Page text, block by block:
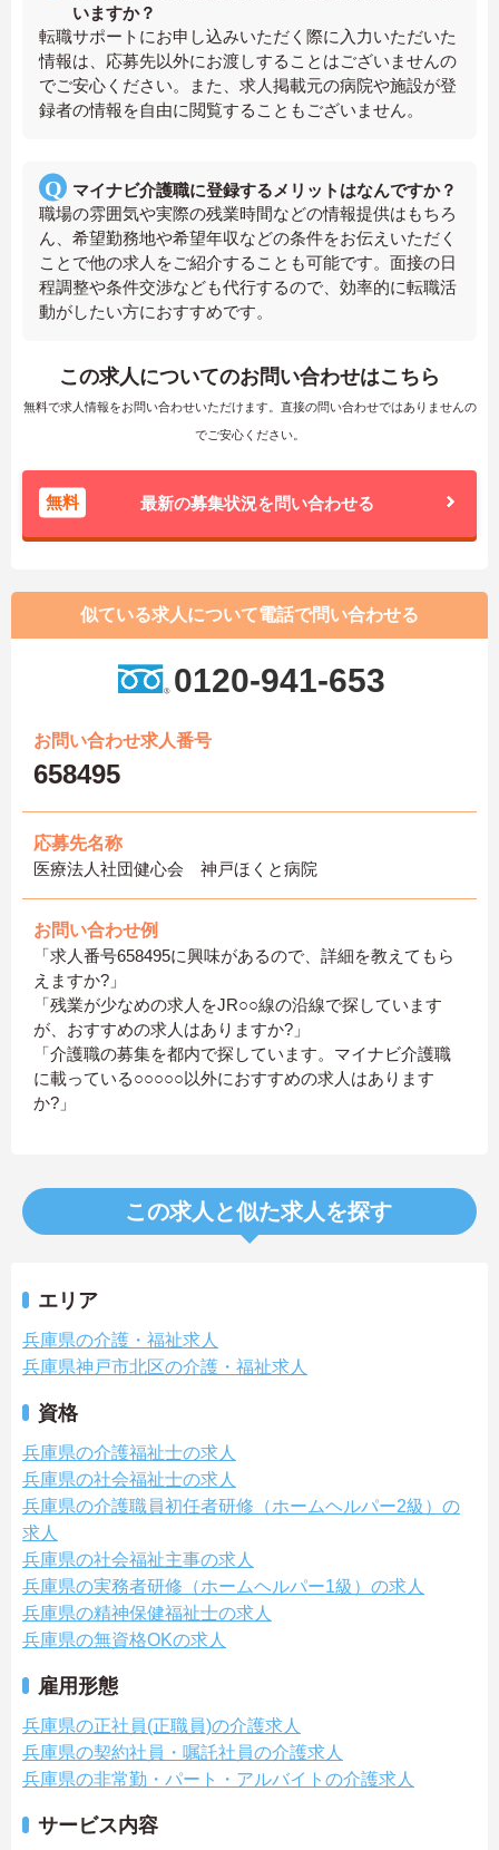
いますか？
転職サポートにお申し込みいただく際に入力いただいた
情報は、応募先以外にお渡しすることはございませんの
でご安心ください。また、求人掲載元の病院や施設が登
録者の情報を自由に閲覧することもございません。
マイナビ介護職に登録するメリットはなんですか？
職場の雰囲気や実際の残業時間などの情報提供はもちろ
ん、希望勤務地や希望年収などの条件をお伝えいただく
ことで他の求人をご紹介することも可能です。面接の日
程調整や条件交渉なども代行するので、効率的に転職活
動がしたい方におすすめです。
この求人についてのお問い合わせはこちら
無料で求人情報をお問い合わせいただけます。直接の問い合わせではありませんの
でご安心ください。
無料 最新の募集状況を問い合わせる
似ている求人について電話で問い合わせる
0120-941-653
お問い合わせ求人番号
658495
応募先名称
医療法人社団健心会 神戸ほくと病院
お問い合わせ例
「求人番号658495に興味があるので、詳細を教えてもら
えますか?」
「残業が少なめの求人をJR○○線の沿線で探しています
が、おすすめの求人はありますか?」
「介護職の募集を都内で探しています。マイナビ介護職
に載っている○○○○○以外におすすめの求人はあります
か?」
この求人と似た求人を探す
エリア
兵庫県の介護・福祉求人
兵庫県神戸市北区の介護・福祉求人
資格
兵庫県の介護福祉士の求人
兵庫県の社会福祉士の求人
兵庫県の介護職員初任者研修（ホームヘルパー2級）の
求人
兵庫県の社会福祉主事の求人
兵庫県の実務者研修（ホームヘルパー1級）の求人
兵庫県の精神保健福祉士の求人
兵庫県の無資格OKの求人
雇用形態
兵庫県の正社員(正職員)の介護求人
兵庫県の契約社員・嘱託社員の介護求人
兵庫県の非常勤・パート・アルバイトの介護求人
サービス内容